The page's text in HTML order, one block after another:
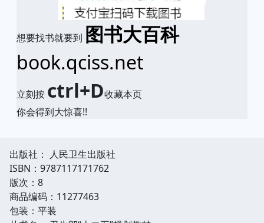
想要找书就要到 图书大百科
book.qciss.net
立刻按 ctrl+D收藏本页
你会得到大惊喜!!
出版社： 人民卫生出版社
ISBN：9787117171762
版次：8
商品编码：11277463
包装：平装